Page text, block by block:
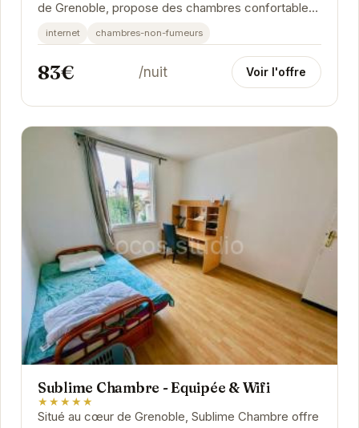
de Grenoble, propose des chambres confortables
avec une connexion Wi-Fi gratuite. Cet...
internet chambres-non-fumeurs
83€ /nuit Voir l'offre
Sublime Chambre - Equipée & Wifi
★★★★★
Situé au cœur de Grenoble, Sublime Chambre offre